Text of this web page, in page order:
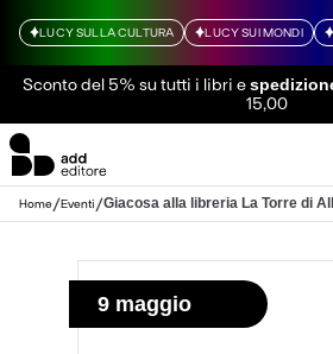
LUCY SULLA CULTURA LUCY SUI MONDI
Sconto del 5% su tutti i libri e
15,00
Home/Eventi/Giacosa alla libreria La Torre di
9 maggio